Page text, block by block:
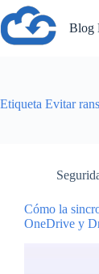
Saltar
al
contenido
Blog
Etiqueta Evitar
Cómo la
OneDrive y